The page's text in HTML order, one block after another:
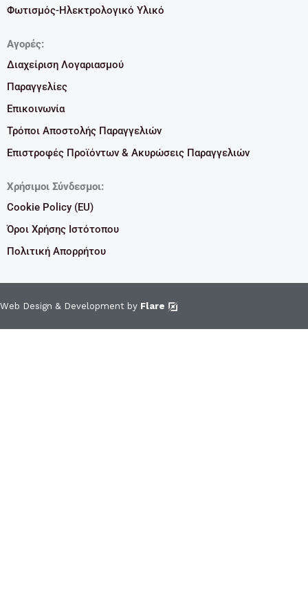
Φωτισμός-Ηλεκτρολογικό Υλικό
Αγορές:
Διαχείριση Λογαριασμού
Παραγγελίες
Επικοινωνία
Τρόποι Αποστολής Παραγγελιών
Επιστροφές Προϊόντων & Ακυρώσεις Παραγγελιών
Χρήσιμοι Σύνδεσμοι:
Cookie Policy (EU)
Όροι Χρήσης Ιστότοπου
Πολιτική Απορρήτου
Web Design & Development by Flare